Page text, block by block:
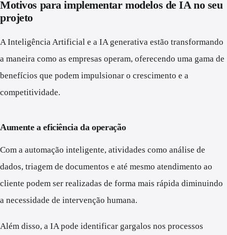
Motivos para implementar modelos de IA no seu
projeto
A Inteligência Artificial e a IA generativa estão transformando
a maneira como as empresas operam, oferecendo uma gama de
benefícios que podem impulsionar o crescimento e a
competitividade.
Aumente a eficiência da operação
Com a automação inteligente, atividades como análise de
dados, triagem de documentos e até mesmo atendimento ao
cliente podem ser realizadas de forma mais rápida diminuindo
a necessidade de intervenção humana.
Além disso, a IA pode identificar gargalos nos processos